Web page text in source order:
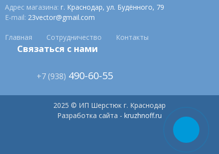
Адрес магазина: г. Краснодар, ул. Будённого, 79
E-mail: 23vector@gmail.com
Главная Сотрудничество Контакты
Связаться с нами
+7 (938) 490-60-55
2025 © ИП Шерстюк г. Краснодар
Разработка сайта - kruzhnoff.ru